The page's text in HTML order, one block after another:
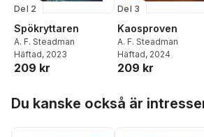
Del 2
Spökryttaren
A. F. Steadman
Häftad, 2023
209 kr
Del 3
Kaosproven
A. F. Steadman
Häftad, 2024
209 kr
Du kanske också är